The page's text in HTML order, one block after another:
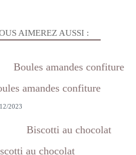
AIMEREZ AUSSI :
Boules amandes confiture
2023
Biscotti au chocolat